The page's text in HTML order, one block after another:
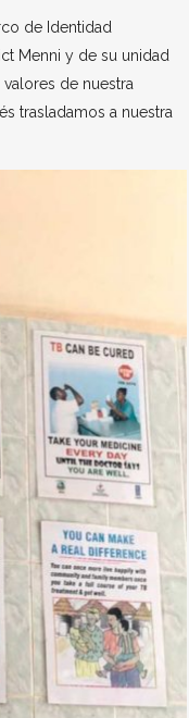
de Identidad
Menni y de su unidad
de nuestra
trasladamos a nuestra